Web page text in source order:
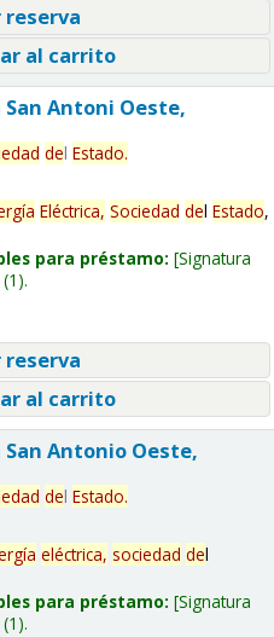
al carrito
Antoni Oeste,
del Estado.
Eléctrica, Sociedad del Estado,
para préstamo: Signatura
(1).
al carrito
Antonio Oeste,
del Estado.
eléctrica, sociedad del
para préstamo: Signatura
(1).